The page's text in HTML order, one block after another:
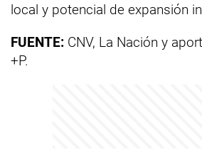
local y potencial de expansión
FUENTE: CNV, La Nación y
+P.